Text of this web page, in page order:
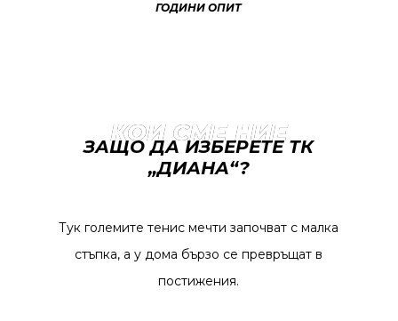
ГОДИНИ ОПИТ
КОИ СМЕ НИЕ
ЗАЩО ДА ИЗБЕРЕТЕ ТК
„ДИАНА“?
Тук големите тенис мечти започват с малка
стъпка, а у дома бързо се превръщат в
постижения.